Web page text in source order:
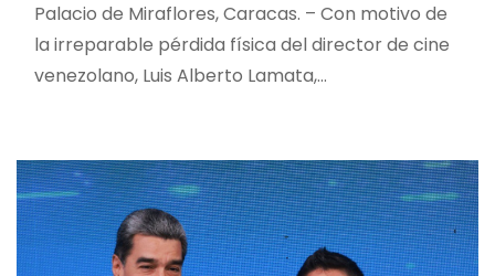
Palacio de Miraflores, Caracas. – Con motivo de
la irreparable pérdida física del director de cine
venezolano, Luis Alberto Lamata,…